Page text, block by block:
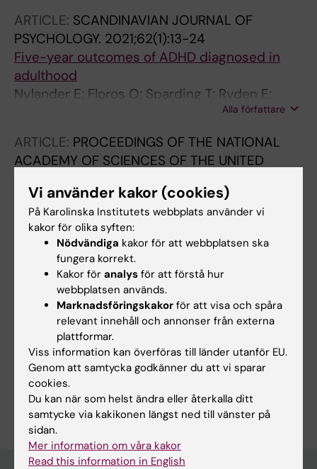
ARTICLE: SCANDINAVIAN JOURNAL OF
PSYCHOLOGY. 2021;62(1):13-24
Five-year outcomes of ADHD diagnosed in
adulthood
Nylander E; Floros O; Sparding T; Ryden E;
Alla författare
ARTICLE: PROCEEDINGS OF THE NATIONAL
ACADEMY OF SCIENCES OF THE UNITED
Evolutionary conservation of the habenular
nuclei and their circuitry controlling the
dopamine and 5-hydroxytryptophan (5-HT)
systems
Stephenson-Jones M; Floros O; Robertson B;
Grillner S
Forskningsområden:
Neurovetenskaper
Psykiatri
Är du Orestis Floros?
Redigera din profil
Vi använder kakor (cookies)
På Karolinska Institutets webbplats använder vi
kakor för olika syften:
Nödvändiga kakor för att webbplatsen ska
fungera korrekt.
Kakor för analys för att förstå hur
webbplatsen används.
Marknadsföringskakor för att visa och spåra
relevant innehåll och annonser från externa
plattformar.
Viss information kan överföras till länder utanför EU.
Genom att samtycka godkänner du att vi sparar
cookies.
Du kan när som helst ändra eller återkalla ditt
samtycke via kakikonen längst ned till vänster på
sidan.
Mer information om våra kakor
Read this information in English